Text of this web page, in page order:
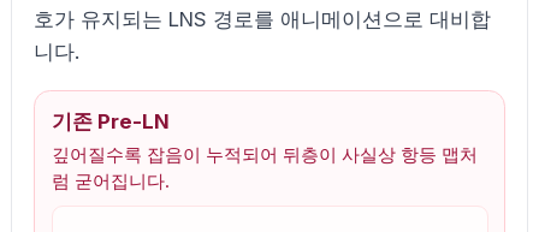
호가 유지되는 LNS 경로를 애니메이션으로 대비합
니다.
기존 Pre-LN
깊어질수록 잡음이 누적되어 뒤층이 사실상 항등 맵처
럼 굳어집니다.